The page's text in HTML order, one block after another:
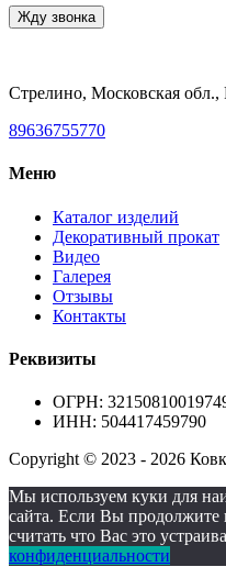
Стрелино, Московская обл.,
89636755770
Меню
Каталог изделий
Декоративный прокат
Видео
Галерея
Отзывы
Контакты
Реквизиты
ОГРН:
ИНН: 504417459790
Copyright © 2023 - 2026
Мы используем куки для
сайта. Если Вы продолжите
считать что Вас это
конфиденциальности